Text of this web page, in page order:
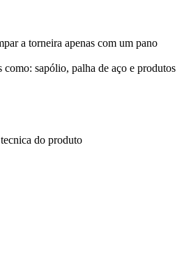
a torneira apenas com um pano
como: sapólio, palha de aço e produtos
do produto